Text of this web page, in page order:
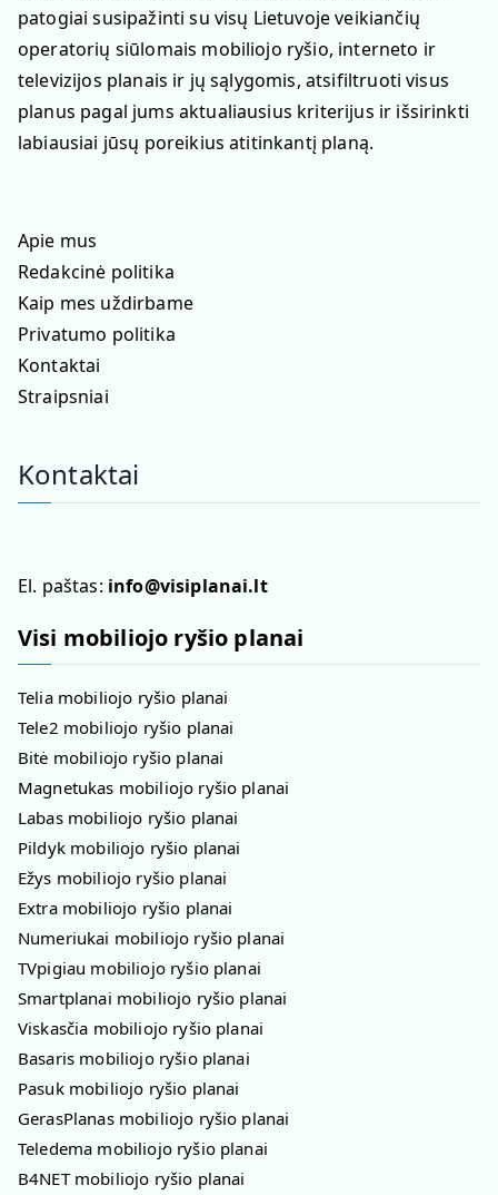
patogiai susipažinti su visų Lietuvoje veikiančių
operatorių siūlomais mobiliojo ryšio, interneto ir
televizijos planais ir jų sąlygomis, atsifiltruoti visus
planus pagal jums aktualiausius kriterijus ir išsirinkti
labiausiai jūsų poreikius atitinkantį planą.
Apie mus
Redakcinė politika
Kaip mes uždirbame
Privatumo politika
Kontaktai
Straipsniai
Kontaktai
El. paštas: info@visiplanai.lt
Visi mobiliojo ryšio planai
Telia mobiliojo ryšio planai
Tele2 mobiliojo ryšio planai
Bitė mobiliojo ryšio planai
Magnetukas mobiliojo ryšio planai
Labas mobiliojo ryšio planai
Pildyk mobiliojo ryšio planai
Ežys mobiliojo ryšio planai
Extra mobiliojo ryšio planai
Numeriukai mobiliojo ryšio planai
TVpigiau mobiliojo ryšio planai
Smartplanai mobiliojo ryšio planai
Viskasčia mobiliojo ryšio planai
Basaris mobiliojo ryšio planai
Pasuk mobiliojo ryšio planai
GerasPlanas mobiliojo ryšio planai
Teledema mobiliojo ryšio planai
B4NET mobiliojo ryšio planai